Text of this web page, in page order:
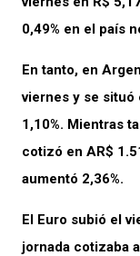
0,49% en el país
En tanto, en
viernes y se situó
1,10%. Mientras
cotizó en AR$
aumentó 2,36%.
El Euro subió el
jornada cotizaba